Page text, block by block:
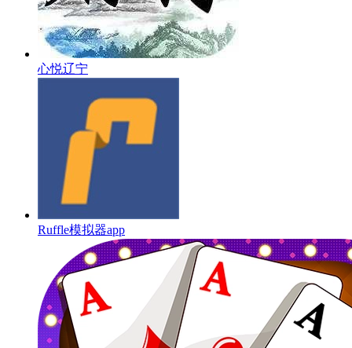
心悦辽宁
Ruffle模拟器app